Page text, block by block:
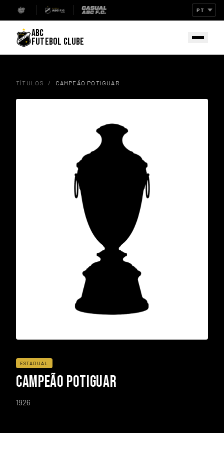
ABC
FUTEBOL CLUBE
TÍTULOS / CAMPEÃO POTIGUAR
ESTADUAL
CAMPEÃO POTIGUAR
1926